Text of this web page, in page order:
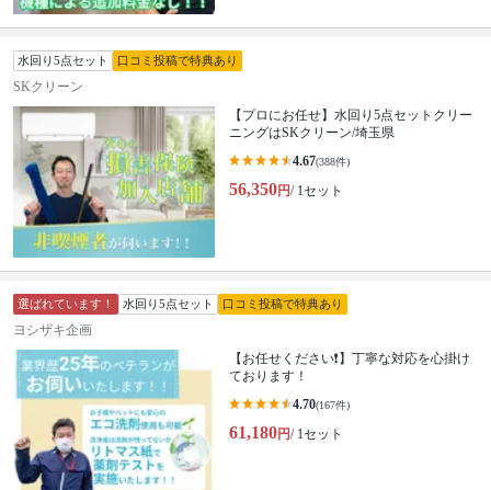
水回り5点セット 口コミ投稿で特典あり
SKクリーン
【プロにお任せ】水回り5点セットクリー
ニングはSKクリーン/埼玉県
4.67(388件)
56,350円/ 1セット
選ばれています！ 水回り5点セット 口コミ投稿で特典あり
ヨシザキ企画
【お任せください❗️】丁寧な対応を心掛け
ております！
4.70(167件)
61,180円/ 1セット